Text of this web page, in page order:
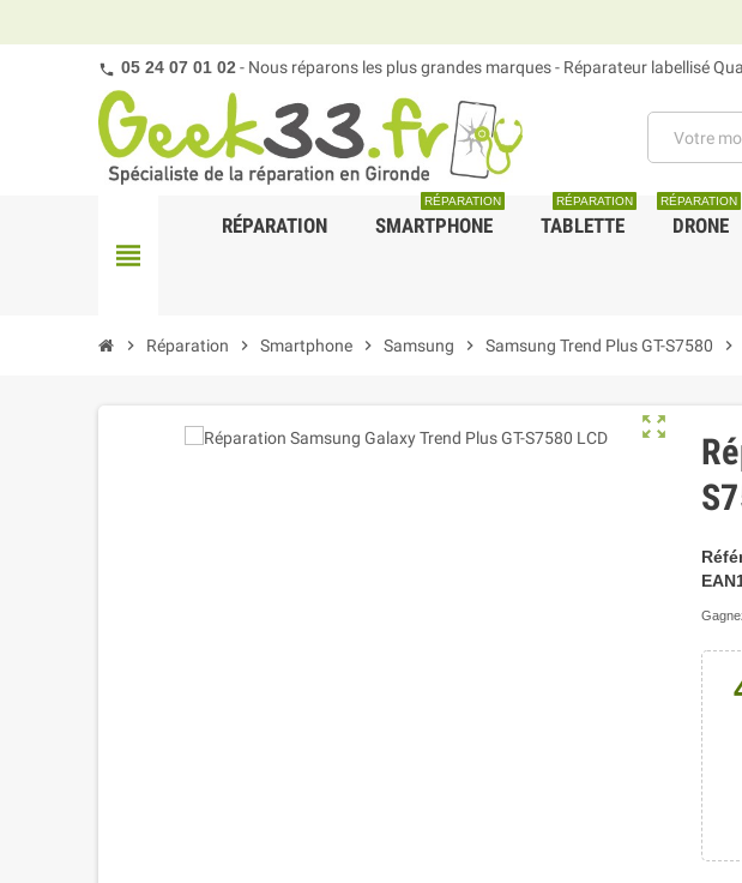
05 24 07 01 02- Nous réparons les plus grandes marques - Réparateur labellisé
view_headline
RÉPARATION SMARTPHONE
RÉPARATION
TABLETTE
RÉPARATION
DRONE
RÉPARATION
chevron_right Réparation chevron_right Smartphone chevron_right Samsung chevron_right Samsung Trend Plus GT-S7580 chevron_right
zoom_out_map